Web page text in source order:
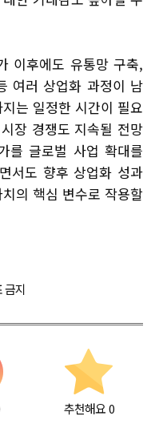
이후에도 유통망 구축,
여러 상업화 과정이 남
는 일정한 시간이 필요
장 경쟁도 지속될 전망
를 글로벌 사업 확대를
서도 향후 상업화 성과
의 핵심 변수로 작용할
금지
추천해요 0